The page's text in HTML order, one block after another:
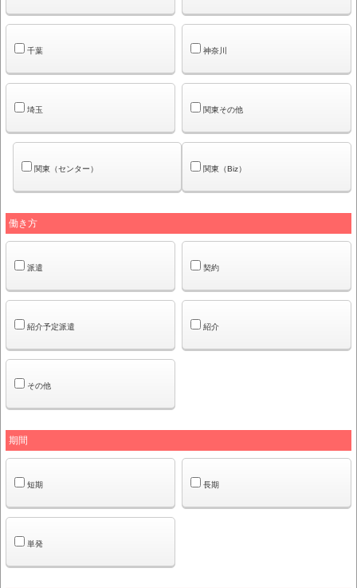
千葉 神奈川
埼玉 関東その他
関東（Biz）
関東（センター）
働き方
派遣 契約
紹介予定派遣 紹介
その他
期間
短期 長期
単発